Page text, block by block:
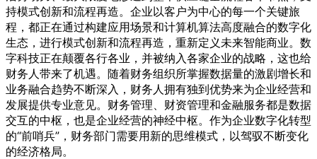
持模式创新和流程再造。企业以客户为中心的每一个关键旅
程，都正在通过构建应用场景和计算机算法高度融合的数字化
生态，进行模式创新和流程再造，重新定义未来智能商业。数
字科技正在颠覆各行各业，并被纳入各家企业的战略，这也给
财务人带来了机遇。随着财务组织所掌握数据量的激剧增长和
业务融合趋势不断深入，财务人拥有独到优势来为企业经营和
发展提供专业意见。财务管理、财资管理和金融服务都是数据
交互的中枢，也是企业经营的神经中枢。作为企业数字化转型
的“前哨兵”，财务部门需要用新的思维模式，以驾驭不断变化
的经济格局。